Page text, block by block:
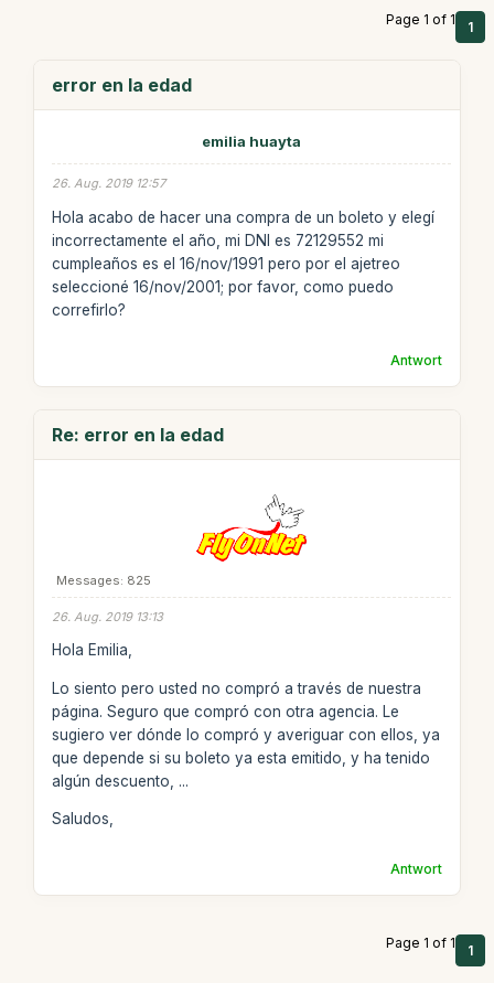
Page 1 of 1 1
error en la edad
emilia huayta
26. Aug. 2019 12:57
Hola acabo de hacer una compra de un boleto y elegí
incorrectamente el año, mi DNI es 72129552 mi
cumpleaños es el 16/nov/1991 pero por el ajetreo
seleccioné 16/nov/2001; por favor, como puedo
correfirlo?
Antwort
Re: error en la edad
Messages: 825
26. Aug. 2019 13:13
Hola Emilia,
Lo siento pero usted no compró a través de nuestra
página. Seguro que compró con otra agencia. Le
sugiero ver dónde lo compró y averiguar con ellos, ya
que depende si su boleto ya esta emitido, y ha tenido
algún descuento, ...
Saludos,
Antwort
Page 1 of 1 1